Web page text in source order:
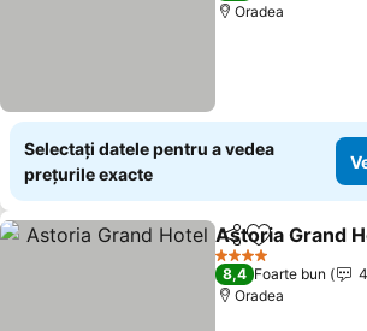
Oradea
Selectați datele pentru a vedea
prețurile exacte
DistribuițiAdăugaţi la
Astoria Grand
4 Stele
8,4 Foarte bun
Oradea